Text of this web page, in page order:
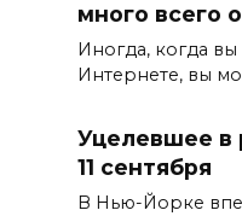
много всего
Иногда, когда
Интернете, вы
Уцелевшее в
11 сентября
В Нью-Йорке